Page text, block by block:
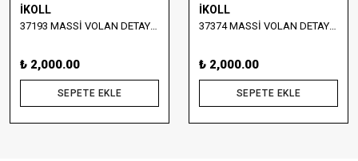
İKOLL
37193 MASSİ VOLAN DETAYLI BLUZ VE ETEK TAKIM
₺ 2,000.00
SEPETE EKLE
İKOLL
37374 MASSİ VOLAN DETAYLI BLUZ VE UZUN ETEK TAKIM
₺ 2,000.00
SEPETE EKLE